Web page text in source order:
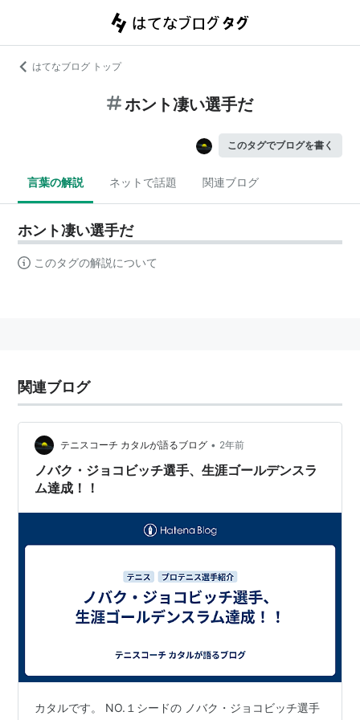
はてなブログ トップ
ホント凄い選手だ
このタグでブログを書く
言葉の解説 ネットで話題 関連ブログ
ホント凄い選手だ
このタグの解説について
関連ブログ
テニスコーチ カタルが語るブログ • 2年前
ノバク・ジョコビッチ選手、生涯ゴールデンスラ
ム達成！！
カタルです。 NO.１シードの ノバク・ジョコビッチ選手